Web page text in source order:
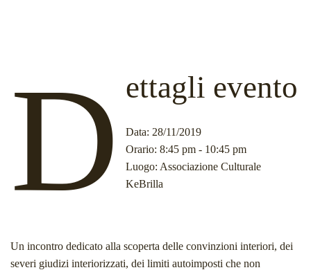
D ettagli evento
Data: 28/11/2019
Orario: 8:45 pm - 10:45 pm
Luogo: Associazione Culturale
KeBrilla
Un incontro dedicato alla scoperta delle convinzioni interiori, dei
severi giudizi interiorizzati, dei limiti autoimposti che non